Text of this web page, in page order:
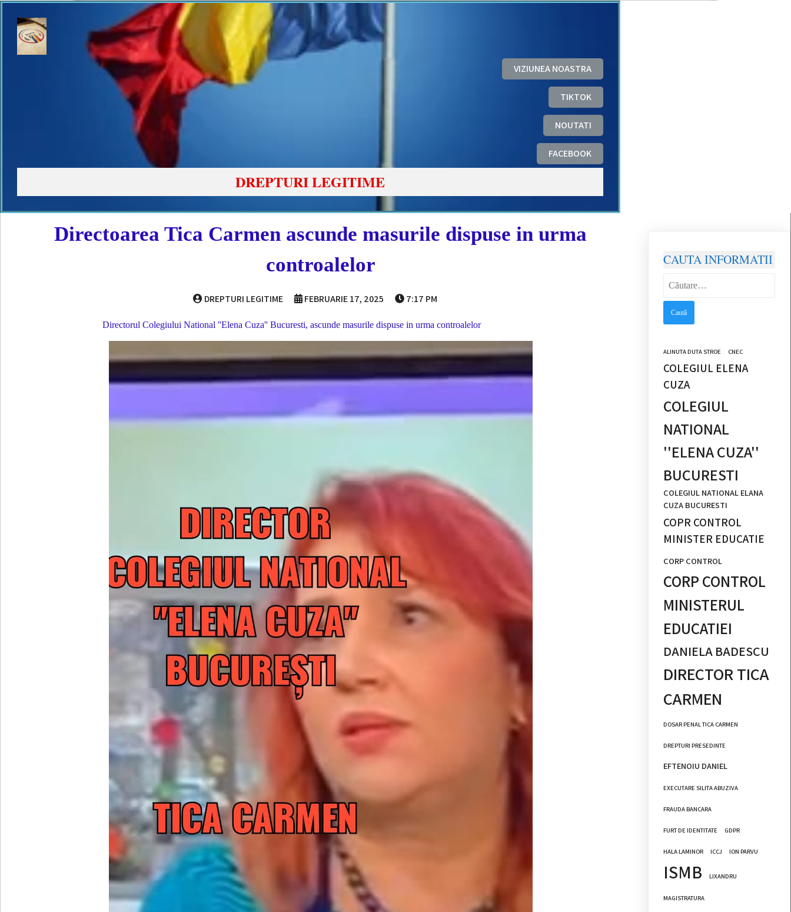
VIZIUNEA NOASTRA
TIKTOK
NOUTATI
FACEBOOK
DREPTURI LEGITIME
Directoarea Tica Carmen ascunde masurile dispuse in urma
controalelor
DREPTURI LEGITIME FEBRUARIE 17, 2025 7:17 PM
Directorul Colegiului National ''Elena Cuza'' Bucuresti, ascunde masurile dispuse in urma controalelor
CAUTA INFORMATII
ALINUTA DUTA STROE CNEC
COLEGIUL ELENA
CUZA
COLEGIUL
NATIONAL
''ELENA CUZA''
BUCURESTI
COLEGIUL NATIONAL ELANA
CUZA BUCURESTI
COPR CONTROL
MINISTER EDUCATIE
CORP CONTROL
CORP CONTROL
MINISTERUL
EDUCATIEI
DANIELA BADESCU
DIRECTOR TICA
CARMEN
DOSAR PENAL TICA CARMEN
DREPTURI PRESEDINTE
EFTENOIU DANIEL
EXECUTARE SILITA ABUZIVA
FRAUDA BANCARA
FURT DE IDENTITATE GDPR
HALA LAMINOR ICCJ ION PARVU
ISMB LIXANDRU
MAGISTRATURA